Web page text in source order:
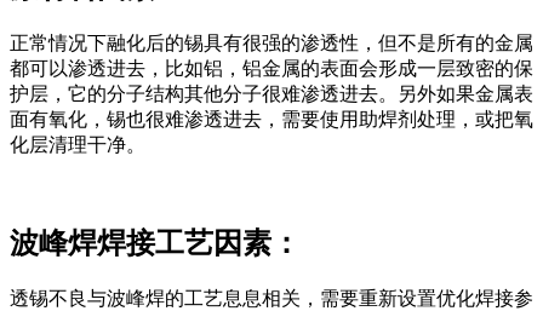
正常情况下融化后的锡具有很强的渗透性，但不是所有的金属
都可以渗透进去，比如铝，铝金属的表面会形成一层致密的保
护层，它的分子结构其他分子很难渗透进去。另外如果金属表
面有氧化，锡也很难渗透进去，需要使用助焊剂处理，或把氧
化层清理干净。
波峰焊焊接工艺因素：
透锡不良与波峰焊的工艺息息相关，需要重新设置优化焊接参